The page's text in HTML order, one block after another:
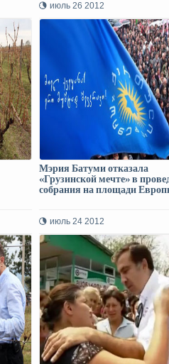
июль 26 2012
Мэрия Батуми отказала
«Грузинской мечте» в
собрания на площади
июль 24 2012